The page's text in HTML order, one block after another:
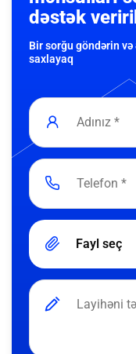
dəstək
Bir sorğu göndərin
saxlayaq
Fayl seç